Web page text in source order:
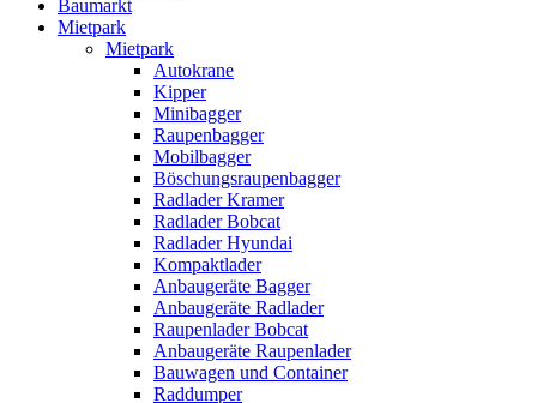
Baumarkt
Mietpark
Mietpark
Autokrane
Kipper
Minibagger
Raupenbagger
Mobilbagger
Böschungsraupenbagger
Radlader Kramer
Radlader Bobcat
Radlader Hyundai
Kompaktlader
Anbaugeräte Bagger
Anbaugeräte Radlader
Raupenlader Bobcat
Anbaugeräte Raupenlader
Bauwagen und Container
Raddumper